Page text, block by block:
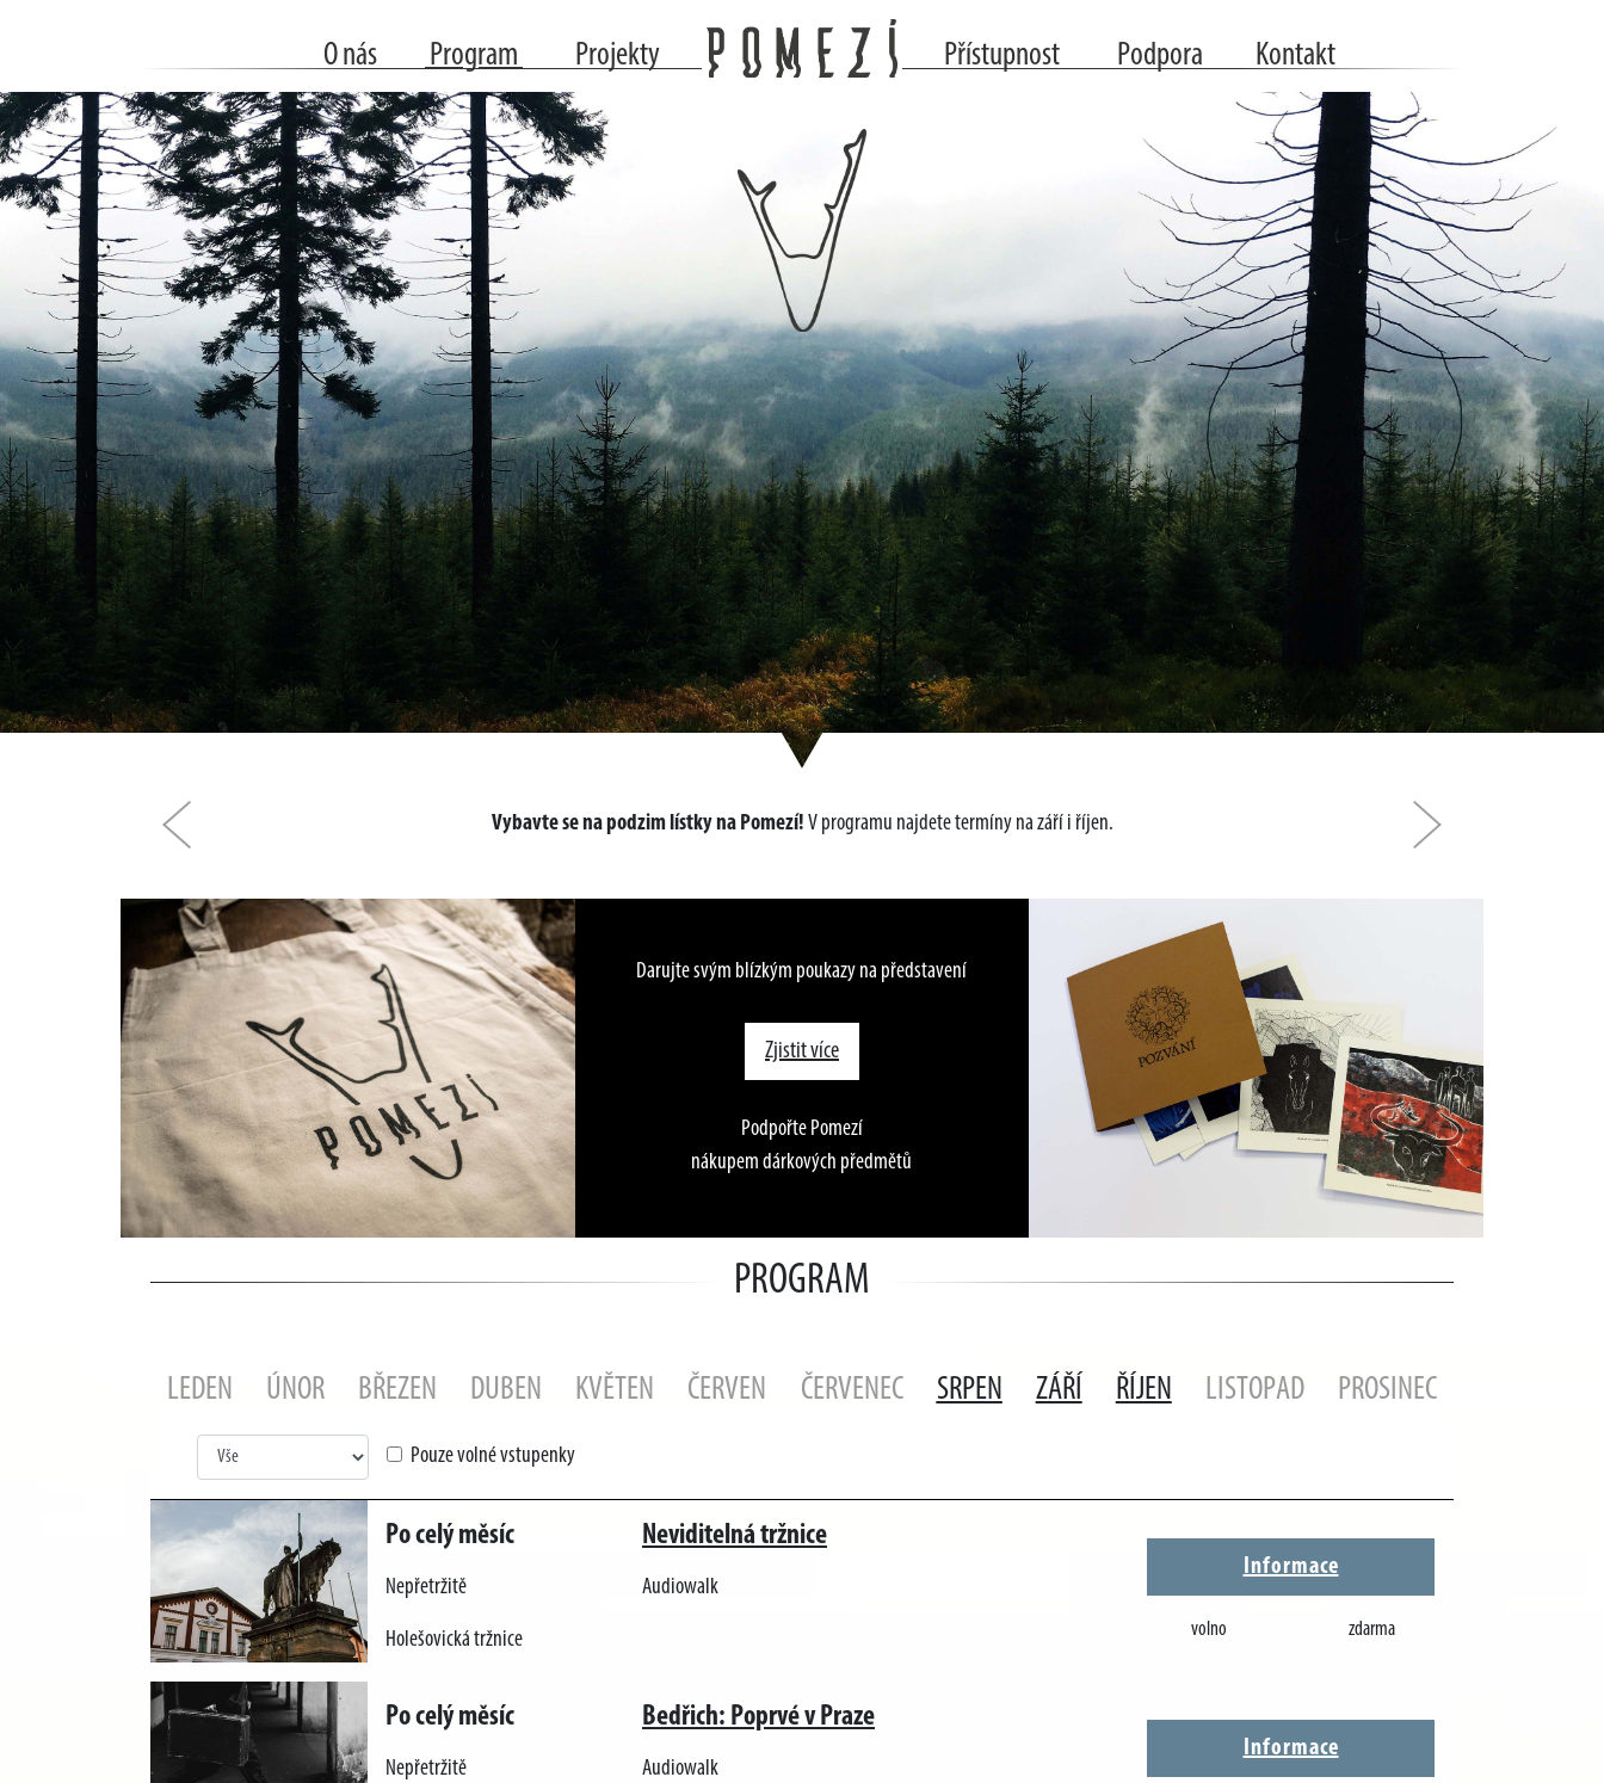
O nás Program Projekty Přístupnost Podpora Kontakt
Předchozí
Vybavte se na podzim lístky na Pomezí! V programu najdete termíny na září i říjen.
Darujte svým blízkým poukazy na představení
Zjistit více
Podpořte Pomezí
nákupem dárkových předmětů
PROGRAM
LEDEN ÚNOR BŘEZEN DUBEN KVĚTEN ČERVEN ČERVENEC SRPEN ZÁŘÍ ŘÍJEN LISTOPAD PROSINEC
Pouze volné vstupenky
Po celý měsíc
Nepřetržitě
Holešovická tržnice
Neviditelná tržnice
Audiowalk
Informace
volno zdarma
Po celý měsíc
Nepřetržitě
Bedřich: Poprvé v Praze
Audiowalk
Informace